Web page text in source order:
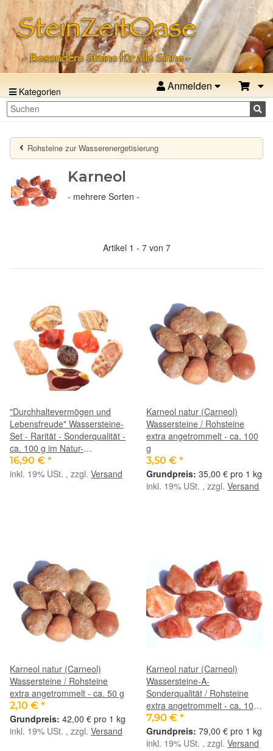
Kategorien Anmelden
Rohsteine zur Wasserenergetisierung
Karneol
- mehrere Sorten -
Artikel 1 - 7 von 7
"Durchhaltevermögen und
Lebensfreude" Wassersteine-
Set - Rarität - Sonderqualität -
ca. 100 g im Natur-
Baumwollbeutel (GKS)
16,90 € *
inkl. 19% USt. , zzgl. Versand
Karneol natur (Carneol)
Wassersteine / Rohsteine
extra angetrommelt - ca. 100
g
3,50 € *
35,00 € pro 1 kg
inkl. 19% USt. , zzgl. Versand
Karneol natur (Carneol)
Wassersteine / Rohsteine
extra angetrommelt - ca. 50 g
2,10 € *
42,00 € pro 1 kg
inkl. 19% USt. , zzgl. Versand
Karneol natur (Carneol)
Wassersteine-A-
Sonderqualität / Rohsteine
extra angetrommelt - ca. 100
g
7,90 € *
79,00 € pro 1 kg
inkl. 19% USt. , zzgl. Versand